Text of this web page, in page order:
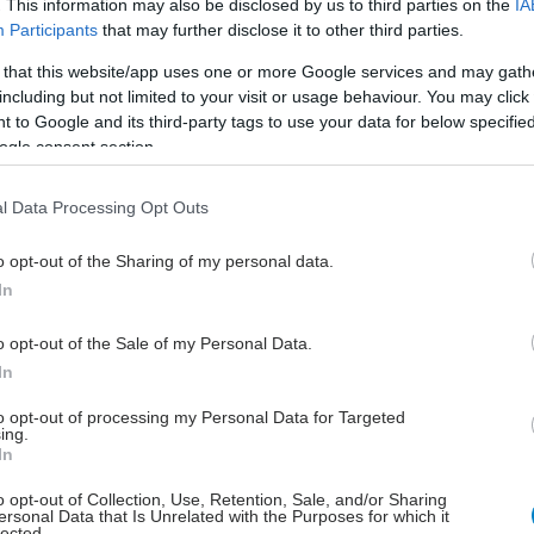
This information may also be disclosed by us to third parties on the
Participants that may further disclose it to other third parties.
that this website/app uses one or more Google services and may
but not limited to your visit or usage behaviour. You may
to Google and its third-party tags to use your data for below
consent section.
Data Processing Opt Outs
opt-out of the Sharing of my personal data.
opt-out of the Sale of my Personal Data.
opt-out of processing my Personal Data for Targeted
opt-out of Collection, Use, Retention, Sale, and/or Sharing
Data that Is Unrelated with the Purposes for which it
ομάδα απόστρατων μετά από 8
ελέγχου.
Πόνος στη μέση: Ποιοι πρέπει
Ο πόνος αυτός μπορεί να προέρχεται
όπως από οστά, αρθρώσεις, μύες,
πρόληψη της επιδείνωσης